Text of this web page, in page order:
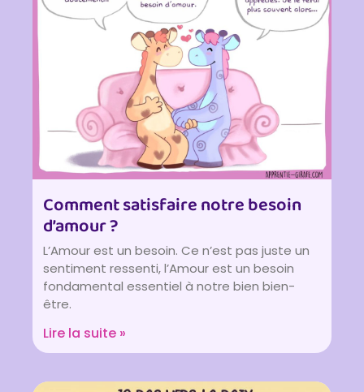
Comment satisfaire notre besoin
d’amour ?
L’Amour est un besoin. Ce n’est pas juste un
sentiment ressenti, l’Amour est un besoin
fondamental essentiel à notre bien bien-
être.
Lire la suite »